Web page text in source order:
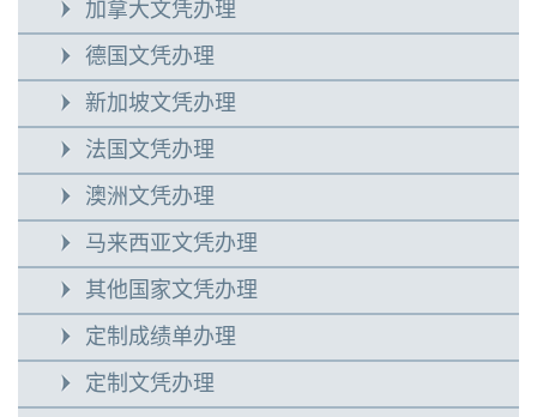
加拿大文凭办理
德国文凭办理
新加坡文凭办理
法国文凭办理
澳洲文凭办理
马来西亚文凭办理
其他国家文凭办理
定制成绩单办理
定制文凭办理